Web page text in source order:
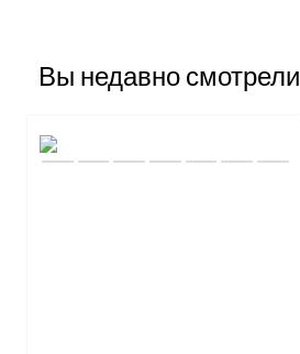
Вы недавно смотрели